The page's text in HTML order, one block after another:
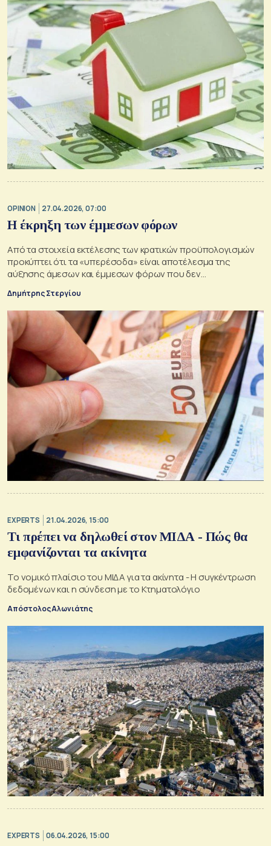
OPINION 27.04.2026, 07:00
Η έκρηξη των έμμεσων φόρων
Από τα στοιχεία εκτέλεσης των κρατικών προϋπολογισμών
προκύπτει ότι τα «υπερέσοδα» είναι αποτέλεσμα της
αύξησης άμεσων και έμμεσων φόρων που δεν
Δημήτρης Στεργίου
EXPERTS 21.04.2026, 15:00
Τι πρέπει να δηλωθεί στον ΜΙΔΑ - Πώς θα
εμφανίζονται τα ακίνητα
Το νομικό πλαίσιο του ΜΙΔΑ για τα ακίνητα - Η συγκέντρωση
δεδομένων και η σύνδεση με το Κτηματολόγιο
Απόστολος Αλωνιάτης
EXPERTS 06.04.2026, 15:00